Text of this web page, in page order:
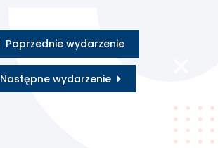
Poprzednie wydarzenie
Następne wydarzenie